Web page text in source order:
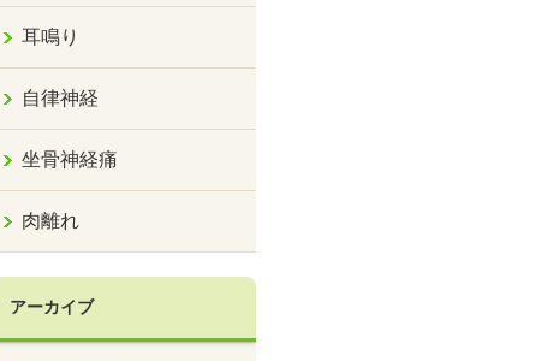
耳鳴り
自律神経
坐骨神経痛
肉離れ
アーカイブ